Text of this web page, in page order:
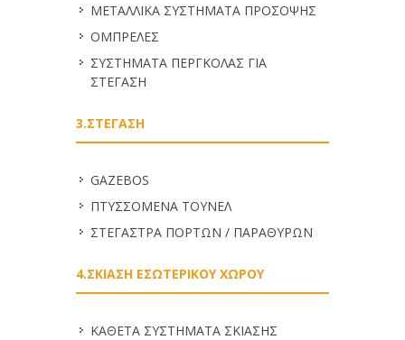
ΜΕΤΑΛΛΙΚΑ ΣΥΣΤΗΜΑΤΑ ΠΡΟΣΟΨΗΣ
ΟΜΠΡΕΛΕΣ
ΣΥΣΤΗΜΑΤΑ ΠΕΡΓΚΟΛΑΣ ΓΙΑ
ΣΤΕΓΑΣΗ
3.ΣΤΕΓΑΣΗ
GAZEBOS
ΠΤΥΣΣΟΜΕΝΑ ΤΟΥΝΕΛ
ΣΤΕΓΑΣΤΡΑ ΠΟΡΤΩΝ / ΠΑΡΑΘΥΡΩΝ
4.ΣΚΙΑΣΗ ΕΣΩΤΕΡΙΚΟΥ ΧΩΡΟΥ
ΚΑΘΕΤΑ ΣΥΣΤΗΜΑΤΑ ΣΚΙΑΣΗΣ